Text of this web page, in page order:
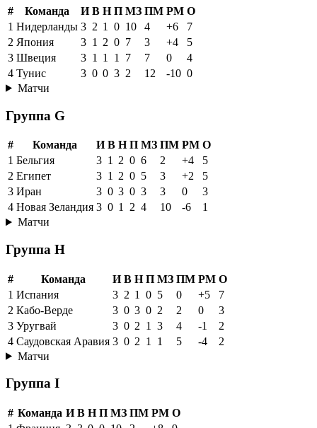
# Команда И В Н П МЗ ПМ РМ О
1 Нидерланды 3 2 1 0 10 4 +6
7
2 Япония 3 1 2 0 7 3 +4
5
3 Швеция 3 1 1 1 7 7 0
4
4 Тунис 3 0 0 3 2 12 -10 0
Матчи
Группа G
# Команда И В Н П МЗ ПМ РМ О
1 Бельгия 3 1 2 0 6 2 +4
5
2 Египет 3 1 2 0 5 3 +2
5
3 Иран 3 0 3 0 3 3 0
3
4 Новая Зеландия 3 0 1 2 4 10 -6
1
Матчи
Группа H
# Команда И В Н П МЗ ПМ РМ О
1 Испания 3 2 1 0 5 0 +5
7
2 Кабо-Верде 3 0 3 0 2 2 0
3
3 Уругвай 3 0 2 1 3 4 -1
2
4 Саудовская Аравия 3 0 2 1 1 5 -4
2
Матчи
Группа I
# Команда И В Н П МЗ ПМ РМ О